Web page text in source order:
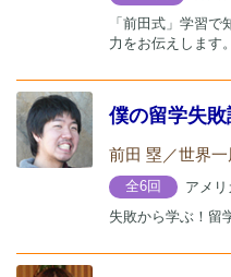
「前田式」学習
力をお伝えします。
僕の留学失敗
前田 塁／世界
全6回
アメリ
失敗から学ぶ！留